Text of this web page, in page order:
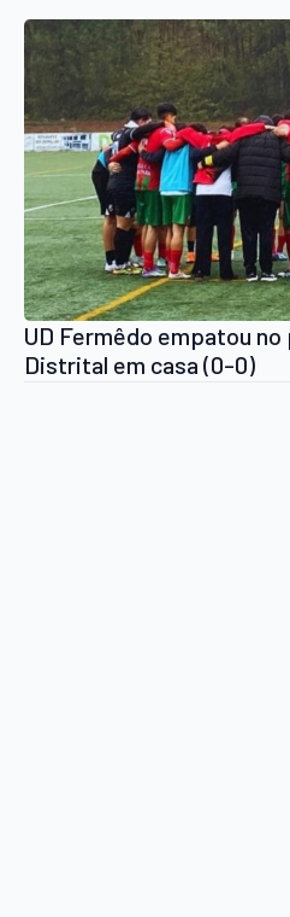
UD Fermêdo empatou
Distrital em casa (0-0)